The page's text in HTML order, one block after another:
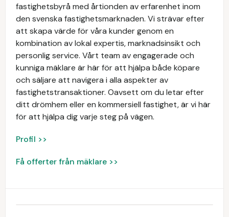
fastighetsbyrå med årtionden av erfarenhet inom
den svenska fastighetsmarknaden. Vi strävar efter
att skapa värde för våra kunder genom en
kombination av lokal expertis, marknadsinsikt och
personlig service. Vårt team av engagerade och
kunniga mäklare är här för att hjälpa både köpare
och säljare att navigera i alla aspekter av
fastighetstransaktioner. Oavsett om du letar efter
ditt drömhem eller en kommersiell fastighet, är vi här
för att hjälpa dig varje steg på vägen.
Profil >>
Få offerter från mäklare >>